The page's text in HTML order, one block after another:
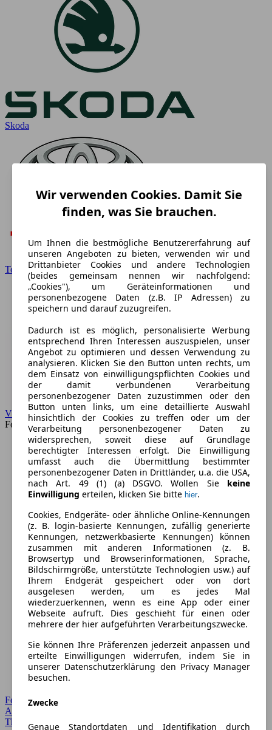
Skoda
Toyota
VW
Forum
Forum Startseite
Alle Auto-Foren
Themen-Forum
Wir verwenden Cookies. Damit Sie
finden, was Sie brauchen.
Um Ihnen die bestmögliche Benutzererfahrung auf
unseren Angeboten zu bieten, verwenden wir und
Drittanbieter Cookies und andere Technologien
(beides gemeinsam nennen wir nachfolgend:
„Cookies"), um Geräteinformationen und
personenbezogene Daten (z.B. IP Adressen) zu
speichern und darauf zuzugreifen.
Dadurch ist es möglich, personalisierte Werbung
entsprechend Ihren Interessen auszuspielen, unser
Angebot zu optimieren und dessen Verwendung zu
analysieren. Klicken Sie den Button unten rechts, um
dem Einsatz von einwilligungspflichten Cookies und
der damit verbundenen Verarbeitung
personenbezogener Daten zuzustimmen oder den
Button unten links, um eine detaillierte Auswahl
hinsichtlich der Cookies zu treffen oder um der
Verarbeitung personenbezogener Daten zu
widersprechen, soweit diese auf Grundlage
berechtigter Interessen erfolgt. Die Einwilligung
umfasst auch die Übermittlung bestimmter
personenbezogener Daten in Drittländer, u.a. die USA,
nach Art. 49 (1) (a) DSGVO. Wollen Sie keine
Einwilligung erteilen, klicken Sie bitte hier.
Cookies, Endgeräte- oder ähnliche Online-Kennungen
(z. B. login-basierte Kennungen, zufällig generierte
Kennungen, netzwerkbasierte Kennungen) können
zusammen mit anderen Informationen (z. B.
Browsertyp und Browserinformationen, Sprache,
Bildschirmgröße, unterstützte Technologien usw.) auf
Ihrem Endgerät gespeichert oder von dort
ausgelesen werden, um es jedes Mal
wiederzuerkennen, wenn es eine App oder einer
Webseite aufruft. Dies geschieht für einen oder
mehrere der hier aufgeführten Verarbeitungszwecke.
Sie können Ihre Präferenzen jederzeit anpassen und
erteilte Einwilligungen widerrufen, indem Sie in
unserer Datenschutzerklärung den Privacy Manager
besuchen.
Zwecke
Genaue Standortdaten und Identifikation durch